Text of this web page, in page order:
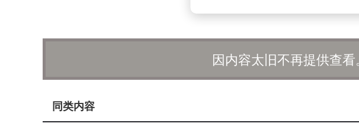
市场格局呈现显著变化。2025年线上市场CR4集中度达66.8%，
汉王、科大讯飞等头部国产品牌聚集。用户需求从早期冲动消费转向
动因素。办公本尺寸偏好呈现结构性调整，8.2英寸产品市场份额快速
技术投入与市场洞察形成双重优势。汉王科技在减屏层等底层技
因内容太旧不再提供查看。
同类内容